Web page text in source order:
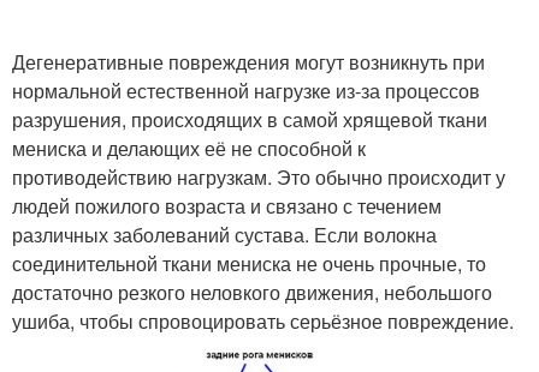
Дегенеративные повреждения могут возникнуть при
нормальной естественной нагрузке из-за процессов
разрушения, происходящих в самой хрящевой ткани
мениска и делающих её не способной к
противодействию нагрузкам. Это обычно происходит у
людей пожилого возраста и связано с течением
различных заболеваний сустава. Если волокна
соединительной ткани мениска не очень прочные, то
достаточно резкого неловкого движения, небольшого
ушиба, чтобы спровоцировать серьёзное повреждение.